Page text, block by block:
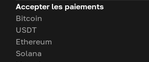
Accepter les paiements
Bitcoin
USDT
Ethereum
Solana